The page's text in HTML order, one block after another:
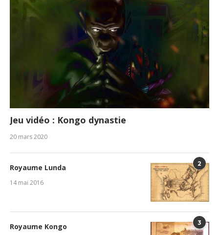
Jeu vidéo : Kongo dynastie
20 mars 2020
2
Royaume Lunda
14 mai 2016
3
Royaume Kongo